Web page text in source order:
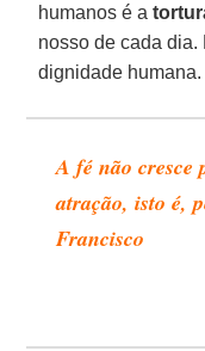
humanos é a
nosso de cada dia.
dignidade humana.
A fé não cresce
atração, isto é,
Francisco